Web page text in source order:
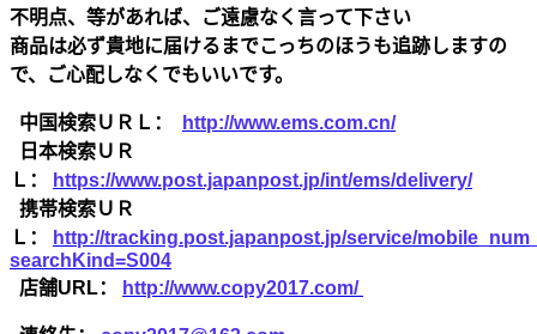
不明点、等があれば、ご遠慮なく言って下さい
商品は必ず貴地に届けるまでこっちのほうも追跡しますの
で、ご心配しなくでもいいです。
中国検索ＵＲＬ：
http://www.ems.com.cn/
日本検索ＵＲ
Ｌ：
https://www.post.japanpost.jp/int/ems/delivery/
携帯検索ＵＲ
Ｌ：
http://tracking.post.japanpost.jp/service/
searchKind=S004
店舗URL：
http://www.copy2017.com/